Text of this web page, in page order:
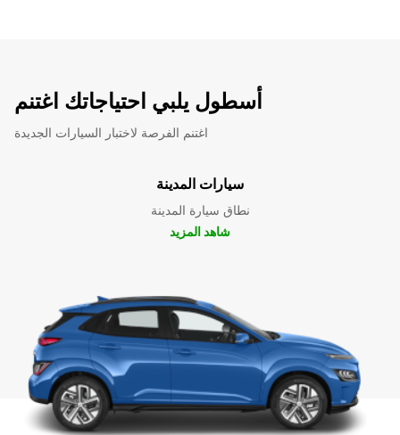
أسطول يلبي احتياجاتك اغتنم
اغتنم الفرصة لاختبار السيارات الجديدة
سيارات المدينة
نطاق سيارة المدينة
شاهد المزيد